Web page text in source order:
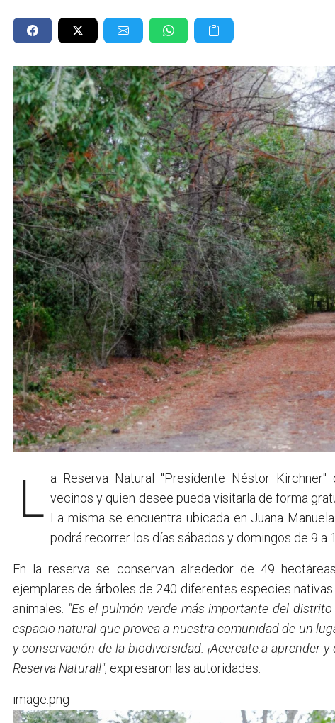
La Reserva Natural "Presidente Néstor Kirchner"
vecinos y quien desee pueda visitarla de forma
La misma se encuentra ubicada en Juana
podrá recorrer los días sábados y domingos de 9 a
En la reserva se conservan alrededor de 49
ejemplares de árboles de 240 diferentes especies
animales. "Es el pulmón verde más importante del
espacio natural que provea a nuestra comunidad de un
y conservación de la biodiversidad. ¡Acercate a aprender
Reserva Natural!", expresaron las autoridades.
image.png